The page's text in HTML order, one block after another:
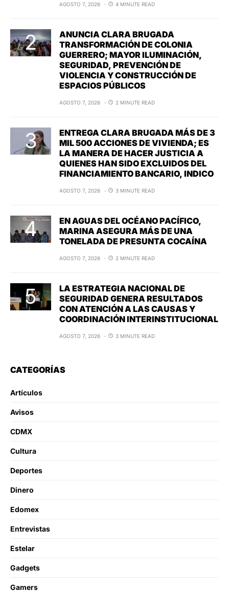
AGOSTO 7, 2026 4 MINUTE READ
ANUNCIA CLARA BRUGADA
TRANSFORMACIÓN DE COLONIA
GUERRERO; MAYOR ILUMINACIÓN,
SEGURIDAD, PREVENCIÓN DE
VIOLENCIA Y CONSTRUCCIÓN DE
ESPACIOS PÚBLICOS
AGOSTO 7, 2026 2 MINUTE READ
ENTREGA CLARA BRUGADA MÁS DE 3
MIL 500 ACCIONES DE VIVIENDA; ES
LA MANERA DE HACER JUSTICIA A
QUIENES HAN SIDO EXCLUIDOS DEL
FINANCIAMIENTO BANCARIO, INDICO
AGOSTO 7, 2026 3 MINUTE READ
EN AGUAS DEL OCÉANO PACÍFICO,
MARINA ASEGURA MÁS DE UNA
TONELADA DE PRESUNTA COCAÍNA
AGOSTO 7, 2026 2 MINUTE READ
LA ESTRATEGIA NACIONAL DE
SEGURIDAD GENERA RESULTADOS
CON ATENCIÓN A LAS CAUSAS Y
COORDINACIÓN INTERINSTITUCIONAL
AGOSTO 7, 2026 3 MINUTE READ
CATEGORÍAS
Artículos
Avisos
CDMX
Cultura
Deportes
Dinero
Edomex
Entrevistas
Estelar
Gadgets
Gamers